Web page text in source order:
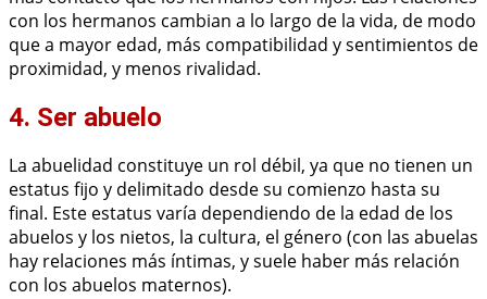
con los hermanos cambian a lo largo de la vida, de modo
que a mayor edad, más compatibilidad y sentimientos de
proximidad, y menos rivalidad.
4. Ser abuelo
La abuelidad constituye un rol débil, ya que no tienen un
estatus fijo y delimitado desde su comienzo hasta su
final. Este estatus varía dependiendo de la edad de los
abuelos y los nietos, la cultura, el género (con las abuelas
hay relaciones más íntimas, y suele haber más relación
con los abuelos maternos).